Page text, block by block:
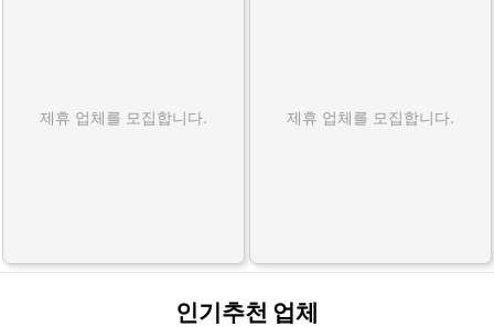
제휴 업체를 모집합니다. 제휴 업체를 모집합니다.
인기추천 업체